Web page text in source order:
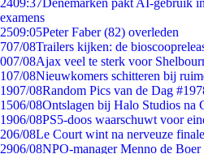
2409:37Denemarken pakt AI-gebruik
examens
2509:05Peter Faber (82) overleden
707/08Trailers kijken: de
007/08Ajax veel te sterk voor
107/08Nieuwkomers schitteren bij
1907/08Random Pics van de Dag
1506/08Ontslagen bij Halo Studios na
1906/08PS5-doos waarschuwt voor
206/08Le Court wint na nerveuze
2906/08NPO-manager Menno de